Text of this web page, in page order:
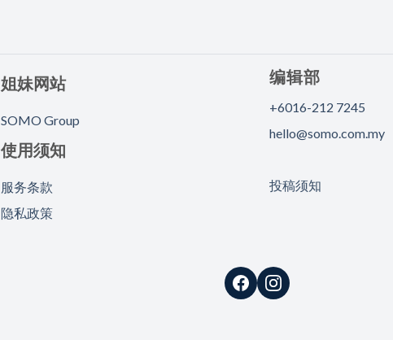
姐妹网站
SOMO Group
使用须知
服务条款
隐私政策
编辑部
+6016-212 7245
hello@somo.com.my
投稿须知